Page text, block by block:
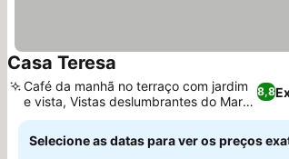
Casa Teresa
8,8
Café da manhã no terraço com jardim
e vista, Vistas deslumbrantes do Mar
Tirreno
Selecione as datas para ver os preços